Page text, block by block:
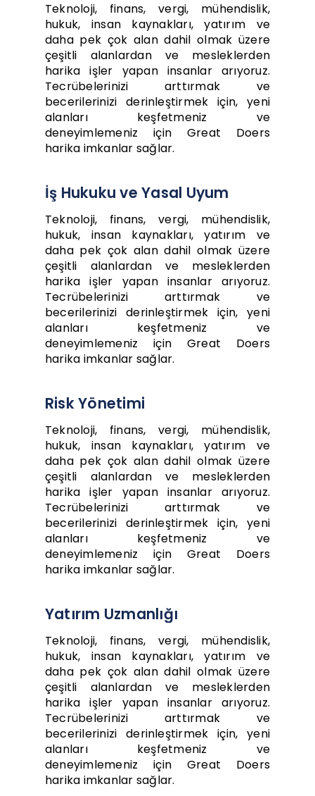
Teknoloji, finans, vergi, mühendislik,
hukuk, insan kaynakları, yatırım ve
daha pek çok alan dahil olmak üzere
çeşitli alanlardan ve mesleklerden
harika işler yapan insanlar arıyoruz.
Tecrübelerinizi arttırmak ve
becerilerinizi derinleştirmek için, yeni
alanları keşfetmeniz ve
deneyimlemeniz için Great Doers
harika imkanlar sağlar.
İş Hukuku ve Yasal Uyum
Teknoloji, finans, vergi, mühendislik,
hukuk, insan kaynakları, yatırım ve
daha pek çok alan dahil olmak üzere
çeşitli alanlardan ve mesleklerden
harika işler yapan insanlar arıyoruz.
Tecrübelerinizi arttırmak ve
becerilerinizi derinleştirmek için, yeni
alanları keşfetmeniz ve
deneyimlemeniz için Great Doers
harika imkanlar sağlar.
Risk Yönetimi
Teknoloji, finans, vergi, mühendislik,
hukuk, insan kaynakları, yatırım ve
daha pek çok alan dahil olmak üzere
çeşitli alanlardan ve mesleklerden
harika işler yapan insanlar arıyoruz.
Tecrübelerinizi arttırmak ve
becerilerinizi derinleştirmek için, yeni
alanları keşfetmeniz ve
deneyimlemeniz için Great Doers
harika imkanlar sağlar.
Yatırım Uzmanlığı
Teknoloji, finans, vergi, mühendislik,
hukuk, insan kaynakları, yatırım ve
daha pek çok alan dahil olmak üzere
çeşitli alanlardan ve mesleklerden
harika işler yapan insanlar arıyoruz.
Tecrübelerinizi arttırmak ve
becerilerinizi derinleştirmek için, yeni
alanları keşfetmeniz ve
deneyimlemeniz için Great Doers
harika imkanlar sağlar.